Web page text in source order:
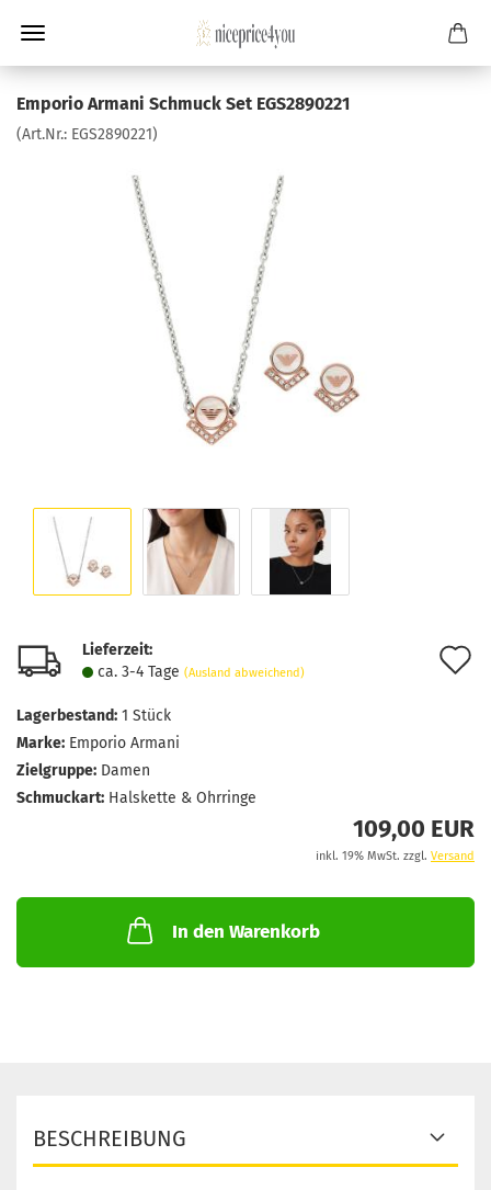
Emporio Armani Schmuck Set EGS2890221
(Art.Nr.: EGS2890221)
Lieferzeit:
ca. 3-4 Tage (Ausland abweichend)
Lagerbestand: 1 Stück
Marke: Emporio Armani
Zielgruppe: Damen
Schmuckart: Halskette & Ohrringe
109,00 EUR
inkl. 19% MwSt. zzgl. Versand
In den Warenkorb
BESCHREIBUNG